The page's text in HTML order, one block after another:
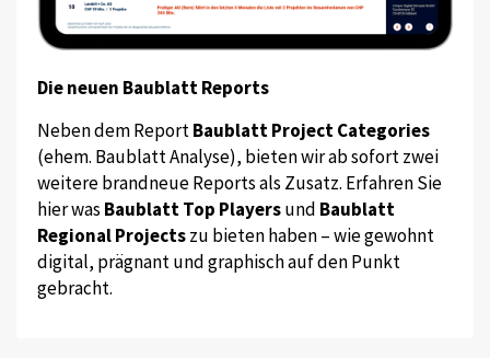
Die neuen Baublatt Reports
Neben dem ReportBaublatt Project Categories
(ehem. Baublatt Analyse), bieten wir ab sofort zwei
weitere brandneue Reports als Zusatz. Erfahren Sie
hier was Baublatt Top Playersund Baublatt
Regional Projectszu bieten haben – wie gewohnt
digital, prägnant und graphisch auf den Punkt
gebracht.